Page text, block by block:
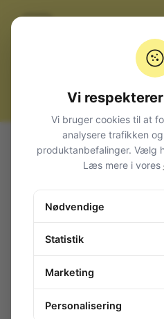
Alle produkter
Afbrydere og
Vippe metalknebel (Toggle
Toggle Switch 3-pol
(ON)
Vi
Vi bruger cookies til at
analysere trafikken
produktanbefalinger. Vælg
Læs mere i vores
Nødvendige
Statistik
Marketing
Personalisering